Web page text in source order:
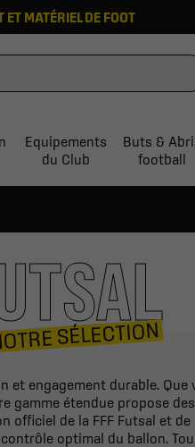
ET MATÉRIEL DE FOOT
Equipements
du Club
Buts &
football
SÉLECTION
et engagement durable.
étendue propose
de la FFF Futsal et
optimal du ballon.